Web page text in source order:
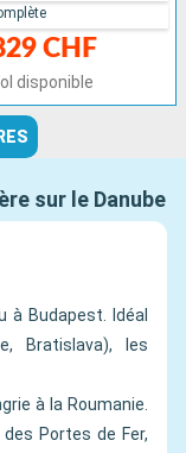
CHF
disponible
sur le Danube
à Budapest. Idéal
Bratislava), les
à la Roumanie.
Portes de Fer,